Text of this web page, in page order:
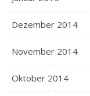
Dezember 2014
November 2014
Oktober 2014